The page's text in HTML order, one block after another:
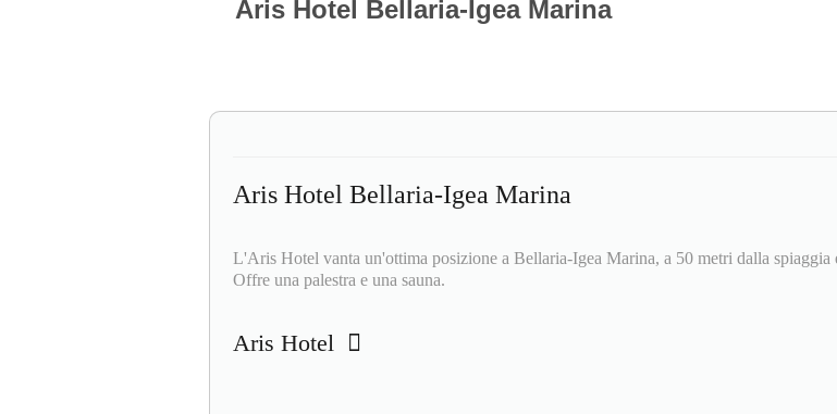
Aris Hotel Bellaria-Igea Marina
Aris Hotel Bellaria-Igea Marina
L'Aris Hotel vanta un'ottima posizione a Bellaria-Igea Marina, a 50 metri dalla spiaggia
Offre una palestra e una sauna.
Aris Hotel